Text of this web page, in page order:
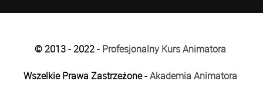
© 2013 - 2022 - Profesjonalny Kurs Animatora
Wszelkie Prawa Zastrzeżone -Akademia Animatora